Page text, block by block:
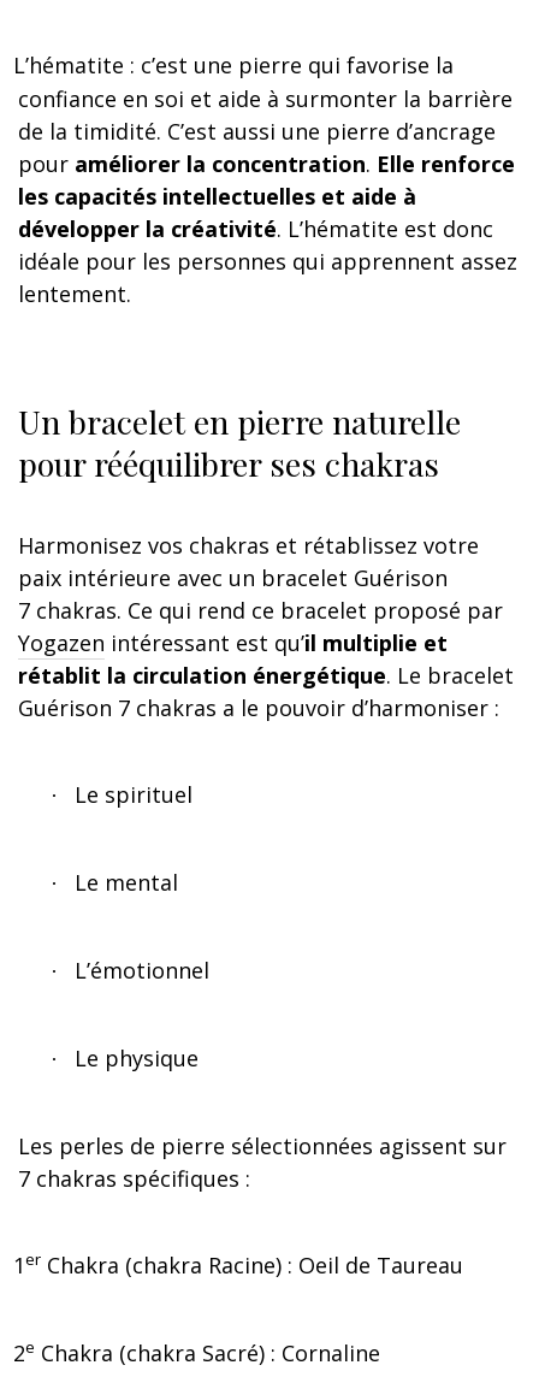
L’hématite : c’est une pierre qui favorise la
confiance en soi et aide à surmonter la barrière
de la timidité. C’est aussi une pierre d’ancrage
pour améliorer la concentration. Elle renforce
les capacités intellectuelles et aide à
développer la créativité. L’hématite est donc
idéale pour les personnes qui apprennent assez
lentement.
Un bracelet en pierre naturelle
pour rééquilibrer ses chakras
Harmonisez vos chakras et rétablissez votre
paix intérieure avec un bracelet Guérison
7 chakras. Ce qui rend ce bracelet proposé par
Yogazen intéressant est qu’il multiplie et
rétablit la circulation énergétique. Le bracelet
Guérison 7 chakras a le pouvoir d’harmoniser :
· Le spirituel
· Le mental
· L’émotionnel
· Le physique
Les perles de pierre sélectionnées agissent sur
7 chakras spécifiques :
1er Chakra (chakra Racine) : Oeil de Taureau
2e Chakra (chakra Sacré) : Cornaline